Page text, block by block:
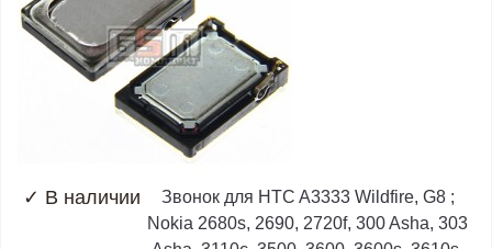
✓ В наличии
Звонок для HTC A3333 Wildfire, G8 ;
Nokia 2680s, 2690, 2720f, 300 Asha, 303